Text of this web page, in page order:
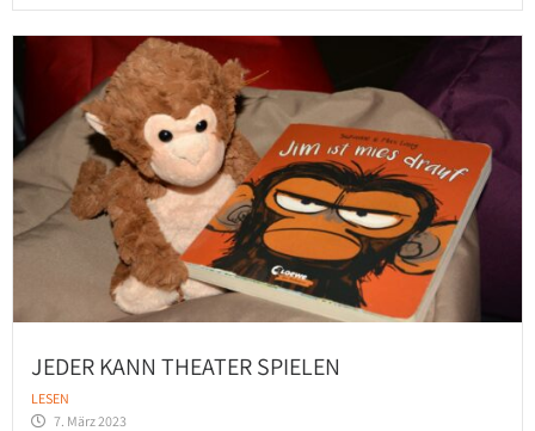
JEDER KANN THEATER SPIELEN
LESEN
7. März 2023